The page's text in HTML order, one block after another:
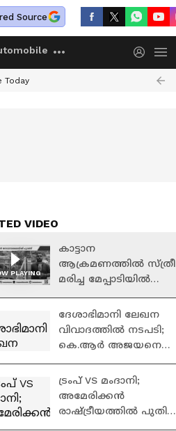
Source
Today
VIDEO
PLAYING
കാട്ടാന
ആക്രമണത്തിൽ സ്ത്രീ
മരിച്ച മേപ്പാടിയിൽ
ദേശാഭിമാനി ലേഖന
വിവാദത്തിൽ നടപടി;
കെ.ആർ അജയനെ
Achuthanandan
ട്രംപ് VS മംദാനി;
അമേരിക്കൻ
രാഷ്ട്രീയത്തിൽ പുതിയ